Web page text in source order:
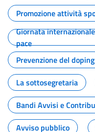
Promozione attività
Giornata
pace
Prevenzione del doping
La sottosegretaria
Bandi Avvisi e
Avviso pubblico